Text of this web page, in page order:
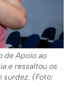
de Apoio ao
e ressaltou os
surdez. (Foto: